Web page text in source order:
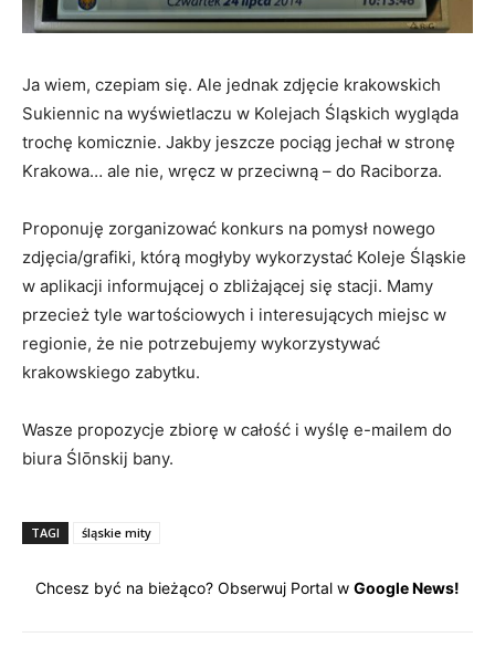
Ja wiem, czepiam się. Ale jednak zdjęcie krakowskich
Sukiennic na wyświetlaczu w Kolejach Śląskich wygląda
trochę komicznie. Jakby jeszcze pociąg jechał w stronę
Krakowa… ale nie, wręcz w przeciwną – do Raciborza.
Proponuję zorganizować konkurs na pomysł nowego
zdjęcia/grafiki, którą mogłyby wykorzystać Koleje Śląskie
w aplikacji informującej o zbliżającej się stacji. Mamy
przecież tyle wartościowych i interesujących miejsc w
regionie, że nie potrzebujemy wykorzystywać
krakowskiego zabytku.
Wasze propozycje zbiorę w całość i wyślę e-mailem do
biura Ślōnskij bany.
TAGI śląskie mity
Chcesz być na bieżąco? Obserwuj Portal w Google News!